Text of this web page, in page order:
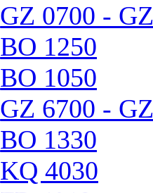
GZ 0700 -
BO 1250
BO 1050
GZ 6700 -
BO 1330
KQ 4030